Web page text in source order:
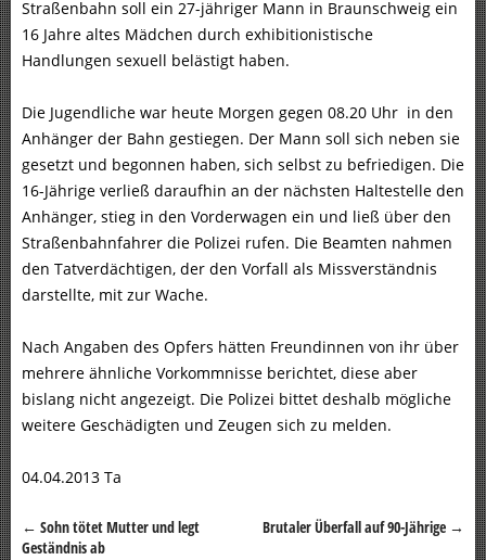
Straßenbahn soll ein 27-jähriger Mann in Braunschweig ein
16 Jahre altes Mädchen durch exhibitionistische
Handlungen sexuell belästigt haben.
Die Jugendliche war heute Morgen gegen 08.20 Uhr in den
Anhänger der Bahn gestiegen. Der Mann soll sich neben sie
gesetzt und begonnen haben, sich selbst zu befriedigen. Die
16-Jährige verließ daraufhin an der nächsten Haltestelle den
Anhänger, stieg in den Vorderwagen ein und ließ über den
Straßenbahnfahrer die Polizei rufen. Die Beamten nahmen
den Tatverdächtigen, der den Vorfall als Missverständnis
darstellte, mit zur Wache.
Nach Angaben des Opfers hätten Freundinnen von ihr über
mehrere ähnliche Vorkommnisse berichtet, diese aber
bislang nicht angezeigt. Die Polizei bittet deshalb mögliche
weitere Geschädigten und Zeugen sich zu melden.
04.04.2013 Ta
Beitragsnavigation
← Sohn tötet Mutter und legt
Geständnis ab
Brutaler Überfall auf 90-Jährige →